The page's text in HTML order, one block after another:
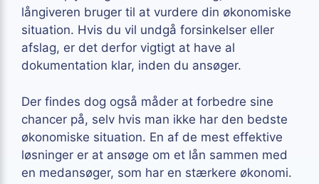
långiveren bruger til at vurdere din økonomiske
situation. Hvis du vil undgå forsinkelser eller
afslag, er det derfor vigtigt at have al
dokumentation klar, inden du ansøger.
Der findes dog også måder at forbedre sine
chancer på, selv hvis man ikke har den bedste
økonomiske situation. En af de mest effektive
løsninger er at ansøge om et lån sammen med
en medansøger, som har en stærkere økonomi.